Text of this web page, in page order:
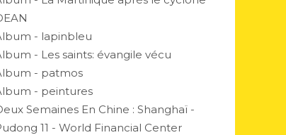
- lapinbleu
- Les saints: évangile vécu
- patmos
- peintures
Semaines En Chine : Shanghaï -
11 - World Financial Center